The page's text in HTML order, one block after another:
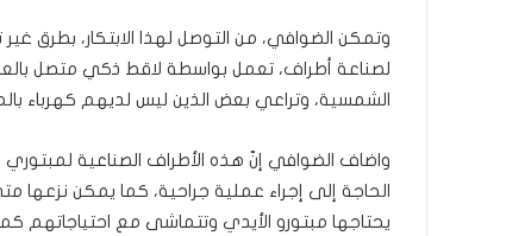
وتمكن الضوافي، من التوصل لهذا الابتكار، بطرق غير
لصناعة أطراف، تعمل بواسطة لاقط ذكي متصل
الشمسية، وتراعي بعض الذين ليس لديهم كهرباء
واضاف الضوافي إنّ هذه الأطراف الصناعية لمبتوري
الحاجة إلى إجراء عملية جراحية، كما يمكن نزعها
يحتاجها مبتورو الأيدي وتتماشى مع احتياجاتهم